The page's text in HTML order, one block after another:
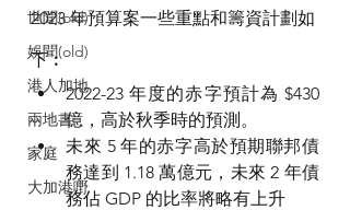
世聞(old)
娛聞(old)
港人加地
兩地書
家庭
大加港嘢
2023 年預算案一些重點和籌資計劃如
下︰
2022-23 年度的赤字預計為 $430
億，高於秋季時的預測。
未來 5 年的赤字高於預期聯邦債
務達到 1.18 萬億元，未來 2 年債
務佔 GDP 的比率將略有上升